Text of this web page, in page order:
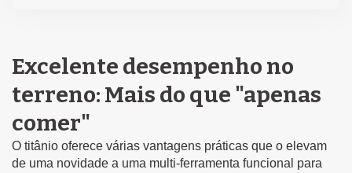
Excelente desempenho no
terreno: Mais do que "apenas
comer"
O titânio oferece várias vantagens práticas que o elevam
de uma novidade a uma multi-ferramenta funcional para